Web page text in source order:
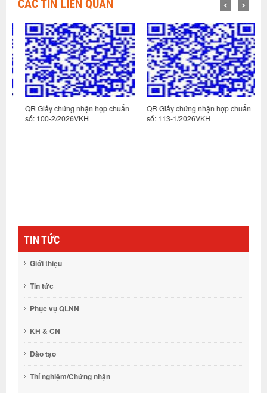
CÁC TIN LIÊN QUAN
QR Giấy chứng nhận hợp chuẩn
số: 100-2/2026VKH
QR Giấy chứng nhận hợp chuẩn
số: 113-1/2026VKH
TIN TỨC
Giới thiệu
Tin tức
Phục vụ QLNN
KH & CN
Đào tạo
Thí nghiệm/Chứng nhận